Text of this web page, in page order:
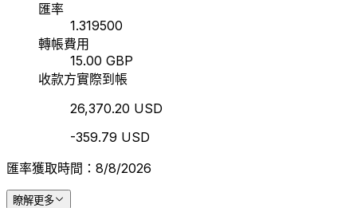
匯率
1.319500
轉帳費用
15.00 GBP
收款方實際到帳
26,370.20 USD
-359.79 USD
匯率獲取時間：8/8/2026
瞭解更多